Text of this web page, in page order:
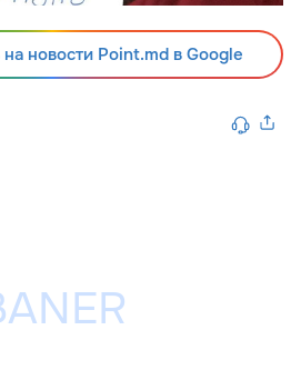
новости Point.md в Google